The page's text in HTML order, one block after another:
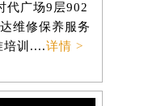
代广场9层902
维修保养服务
培训....详情 >